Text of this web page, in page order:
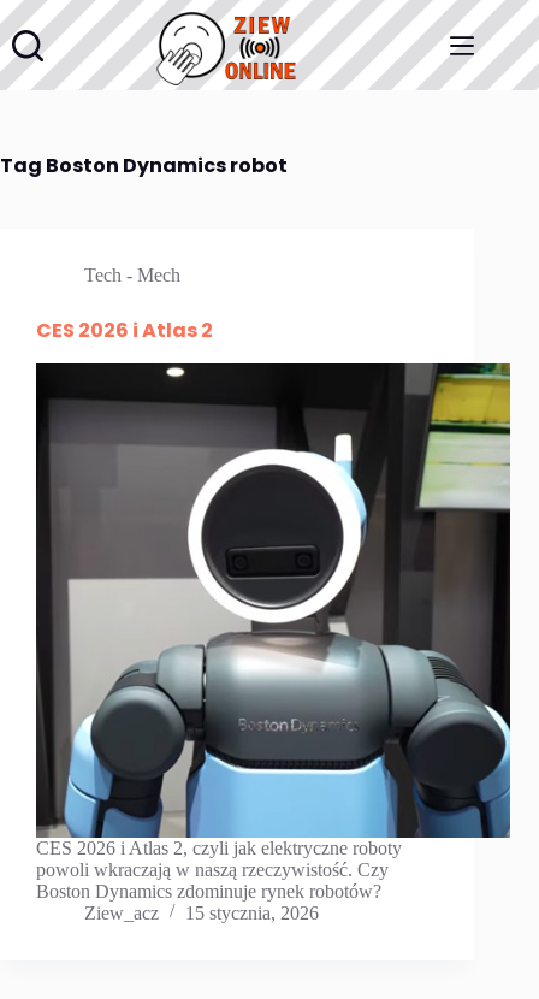
Przejdź
do
treści
Tag Boston Dynamics robot
Tech - Mech
CES 2026 i Atlas 2
CES 2026 i Atlas 2, czyli jak elektryczne roboty
powoli wkraczają w naszą rzeczywistość. Czy
Boston Dynamics zdominuje rynek robotów?
Ziew_acz
15 stycznia, 2026